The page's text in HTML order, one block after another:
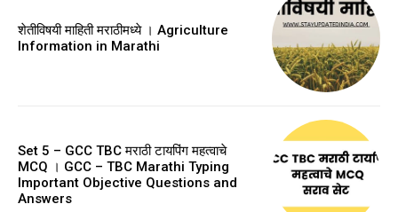
शेतीविषयी माहिती मराठीमध्ये । Agriculture
Information in Marathi
Set 5 – GCC TBC मराठी टायपिंग महत्वाचे
MCQ । GCC – TBC Marathi Typing
Important Objective Questions and
Answers